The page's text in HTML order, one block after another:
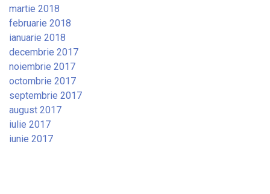
martie 2018
februarie 2018
ianuarie 2018
decembrie 2017
noiembrie 2017
octombrie 2017
septembrie 2017
august 2017
iulie 2017
iunie 2017